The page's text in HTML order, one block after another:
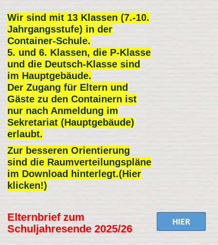
Wir sind mit 13 Klassen (7.-10.
Jahrgangsstufe) in der
Container-Schule.
5. und 6. Klassen, die P-Klasse
und die Deutsch-Klasse sind
im Hauptgebäude.
Der Zugang für Eltern und
Gäste zu den Containern ist
nur nach Anmeldung im
Sekretariat (Hauptgebäude)
erlaubt.
Zur besseren Orientierung
sind die Raumverteilungspläne
im Download hinterlegt.(Hier
klicken!)
Elternbrief zum
Schuljahresende 2025/26